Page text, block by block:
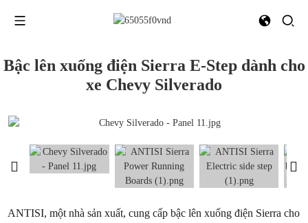
Bậc lên xuống điện Sierra E-Step dành cho
xe Chevy Silverado
ANTISI, một nhà sản xuất, cung cấp bậc lên xuống điện Sierra cho